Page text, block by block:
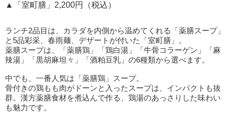
▲「室町膳」2,200円（税込）
ランチ2品目は、カラダを内側から温めてくれる「薬膳スープ」
と5品彩采、春雨麺、デザートが付いた「室町膳」。
薬膳スープは、「薬膳鶏」「鶏白湯」「牛骨コラーゲン」「麻
辣湯」「黒胡麻坦々」「酒粕豆乳」の6種類から選べます。
中でも、一番人気は「薬膳鶏」スープ。
骨付きの鶏もも肉がドーンと入ったスープは、インパクトも抜
群。漢方薬膳食材を煮込んで作る、鶏湯のあっさりした味わい
も魅力です。